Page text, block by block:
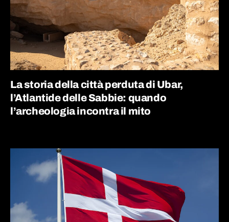
La storia della città perduta di Ubar,
l’Atlantide delle Sabbie: quando
l’archeologia incontra il mito